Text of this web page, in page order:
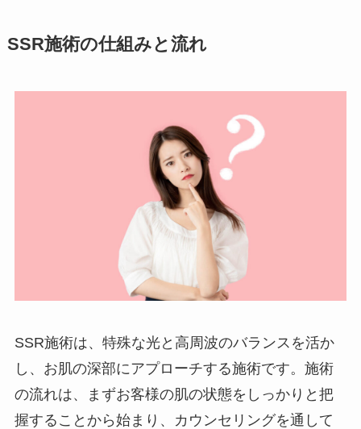
SSR施術の仕組みと流れ
SSR施術は、特殊な光と高周波のバランスを活か
し、お肌の深部にアプローチする施術です。施術
の流れは、まずお客様の肌の状態をしっかりと把
握することから始まり、カウンセリングを通して